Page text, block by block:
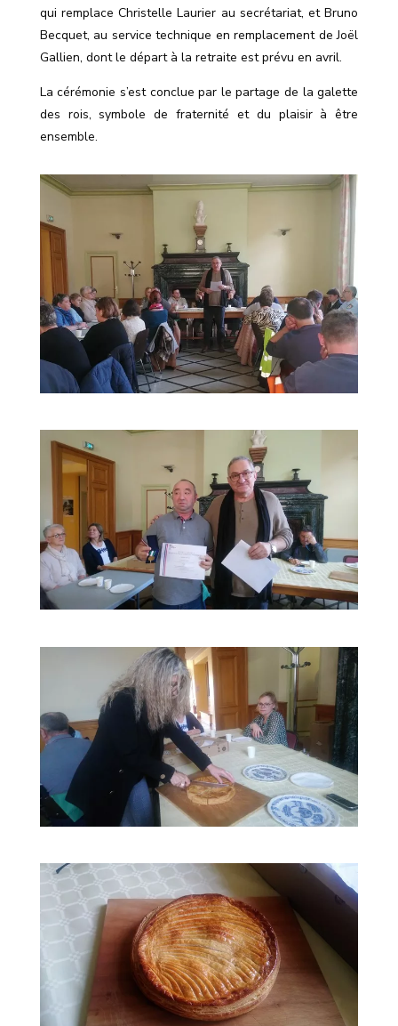
qui remplace Christelle Laurier au secrétariat, et Bruno
Becquet, au service technique en remplacement de Joël
Gallien, dont le départ à la retraite est prévu en avril.
La cérémonie s’est conclue par le partage de la galette
des rois, symbole de fraternité et du plaisir à être
ensemble.